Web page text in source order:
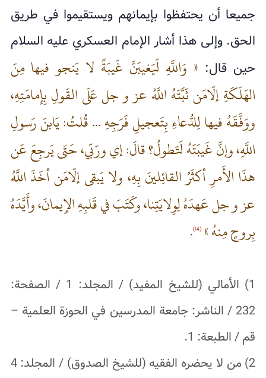
جميعا أن يحتفظوا بإيمانهم ويستقيموا في طريق
الحق. وإلى هذا أشار الإمام العسكري عليه السلام
حين قال:« وَاللَّهِ لَيَغيبَنَّ غَيبَةً لا يَنجو فيها مِنَ
الهَلَكَةِ إلّامَن ثَبَّتَهُ اللَّهُ عز و جل عَلَى القَولِ بِإِمامَتِهِ،
ووَفَّقَهُ فيها لِلدُّعاءِ بِتَعجيلِ فَرَجِهِ ... قُلتُ: يَابنَ رَسولِ
اللَّهِ، وإنَّ غَيبَتَهُ لَتَطولُ؟ قالَ: إي‌ ورَبّي، حَتّى‌ يَرجِعَ عَن
هذَا الأَمرِ أكثَرُ القائِلينَ بِهِ، ولا يَبقى‌ إلّامَن أخَذَ اللَّهُ
عز و جل عَهدَهُ لِوِلايَتِنا، وكَتَبَ في قَلبِهِ الإِيمانَ، وأَيَّدَهُ
بِروحٍ مِنهُ » (14)
.
1) الأمالي (للشيخ المفيد) / المجلد: 1 / الصفحة:
232 / الناشر: جامعة المدرسين في الحوزة العلمية –
قم / الطبعة: 1.
2) من لا يحضره الفقيه (للشيخ الصدوق) / المجلد: 4